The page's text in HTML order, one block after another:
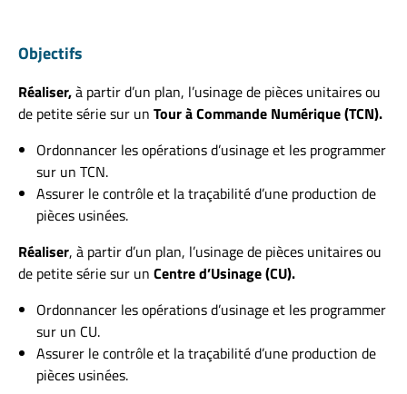
Objectifs
Réaliser,à partir d’un plan, l’usinage de pièces unitaires ou
de petite série sur un Tour à Commande Numérique (TCN).
Ordonnancer les opérations d’usinage et les programmer
sur un TCN.
Assurer le contrôle et la traçabilité d’une production de
pièces usinées.
Réaliser, à partir d’un plan, l’usinage de pièces unitaires ou
de petite série sur un Centre d’Usinage (CU).
Ordonnancer les opérations d’usinage et les programmer
sur un CU.
Assurer le contrôle et la traçabilité d’une production de
pièces usinées.